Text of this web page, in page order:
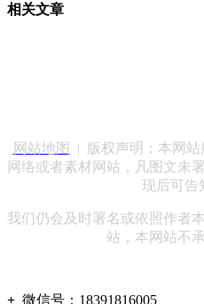
相关文章
网站地图
| 版权声明：本网
网络或者素材网站，凡图文未
现后可告
我们仍会及时署名或依照作者
站，本网站不
+ 微信号： 18391816005